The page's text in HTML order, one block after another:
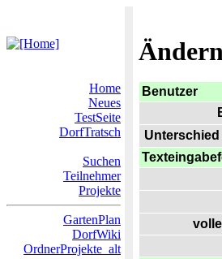
Home
Neues
TestSeite
DorfTratsch
Suchen
Teilnehmer
Projekte
GartenPlan
DorfWiki
OrdnerProjekte_alt
Benutzer